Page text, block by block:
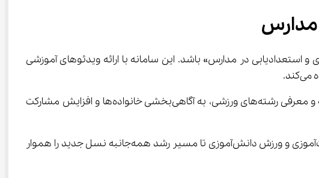
یادگیری فعال و مهارت‌محور، می‌تواند مکملی مؤثر برای سیاست «ورزش دانش ‌آموزی و استعدادیابی در مدارس» باشد. این سامانه با ارائه ویدئوهای آموزشی
علاوه بر آموزش دروس نظری، آی ‌نو با انتشار محتوای چندرسانه‌ای درباره ورزش‌های مدرسه‌ای، نحوه تمرین در خانه و معرفی رشته‌های ورزشی، به آگاهی‌بخشی خانواده‌ها و افزایش مشارکت
در دنیای امروز که بخشی از یادگیری به فضای مجازی منتقل شده، آی‌ نو می‌تواند پلی باشد میان آموزش نظری، مهارت‌آموزی و ورزش دانش‌آموزی تا مسیر رشد همه‌جانبه نسل جدید را هموار